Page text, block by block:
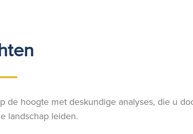
de hoogte met deskundige analyses, die u
landschap leiden.